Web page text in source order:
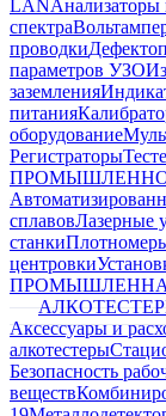
LANАнализаторы
спектра
проводки
параметров УЗО
заземления
питания
оборудование
Регистраторы
сплавовЛазерные
станки
центровки
Аксессуары и
алкотестеры
Безопасность
веществ